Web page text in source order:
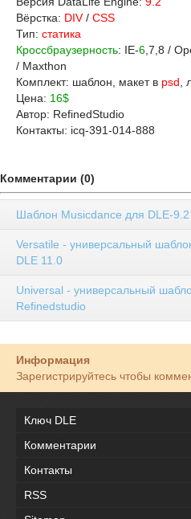
Вёрстка: DIV/ CSS
Тип: статика
Кроссбраузерность: IE-6 ,7,8 /
/ Maxthon
Комплект: шаблон, макет в psd ,
Цена: 16$
Автор: RefinedStudio
Контакты: icq-391-014-888
Комментарии (0)
Шаблон Musicdance для DLE-9.2
Versatile - универсальный
DLE 11.0
Universal - универсальный
Refinedstudio
Информация
Зарегистрируйтесь чтобы
Ключ DLE
Комментарии
Контакты
RSS